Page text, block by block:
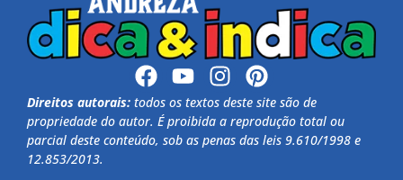
Direitos autorais: todos os textos deste site são de
propriedade do autor. É proibida a reprodução total ou
parcial deste conteúdo, sob as penas das leis 9.610/1998 e
12.853/2013.